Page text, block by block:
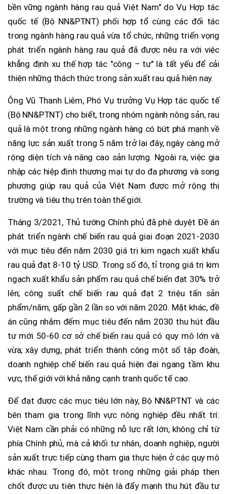
bền vững ngành hàng rau quả Việt Nam" do Vụ Hợp tác
quốc tế (Bộ NN&PTNT) phối hợp tổ cùng các đối tác
trong ngành hàng rau quả vừa tổ chức, những triển vọng
phát triển ngành hàng rau quả đã được nêu ra với việc
khẳng định xu thế hợp tác "công – tư" là tất yếu để cải
thiện những thách thức trong sản xuất rau quả hiện nay.
Ông Vũ Thanh Liêm, Phó Vụ trưởng Vụ Hợp tác quốc tế
(Bộ NN&PTNT) cho biết, trong nhóm ngành nông sản, rau
quả là một trong những ngành hàng có bứt phá mạnh về
năng lực sản xuất trong 5 năm trở lại đây, ngày càng mở
rộng diện tích và nâng cao sản lượng. Ngoài ra, việc gia
nhập các hiệp định thương mại tự do đa phương và song
phương giúp rau quả của Việt Nam được mở rộng thị
trường và tiêu thụ trên toàn thế giới.
Tháng 3/2021, Thủ tướng Chính phủ đã phê duyệt Đề án
phát triển ngành chế biến rau quả giai đoạn 2021-2030
với mục tiêu đến năm 2030 giá trị kim ngạch xuất khẩu
rau quả đạt 8-10 tỷ USD. Trong số đó, tỉ trọng giá trị kim
ngạch xuất khẩu sản phẩm rau quả chế biến đạt 30% trở
lên; công suất chế biến rau quả đạt 2 triệu tấn sản
phẩm/năm, gấp gần 2 lần so với năm 2020. Mặt khác, đề
án cũng nhắm đếm mục tiêu đến năm 2030 thu hút đầu
tư mới 50-60 cơ sở chế biến rau quả có quy mô lớn và
vừa; xây dựng, phát triển thành công một số tập đoàn,
doanh nghiệp chế biến rau quả hiện đại ngang tầm khu
vực, thế giới với khả năng cạnh tranh quốc tế cao.
Để đạt được các mục tiêu lớn này, Bộ NN&PTNT và các
bên tham gia trong lĩnh vực nông nghiệp đều nhất trí:
Việt Nam cần phải có những nỗ lực rất lớn, không chỉ từ
phía Chính phủ, mà cả khối tư nhân, doanh nghiệp, người
sản xuất trực tiếp cùng tham gia thực hiện ở các quy mô
khác nhau. Trong đó, một trong những giải pháp then
chốt được ưu tiên thực hiện là đẩy mạnh thu hút đầu tư